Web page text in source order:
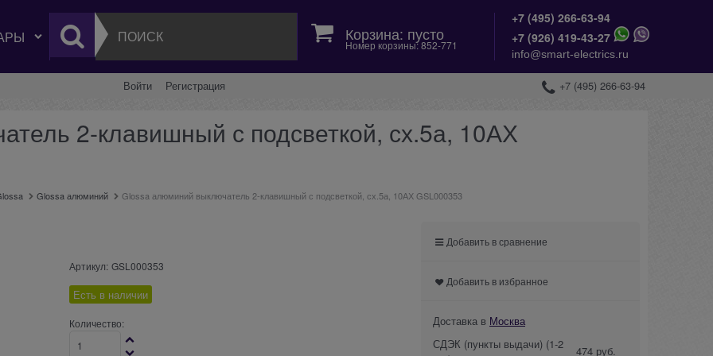
Корзина: пусто
Номер корзины: 852-771
+7 (495) 266-63-94
+7 (926) 419-43-27
info@smart-electrics.ru
Войти Регистрация +7 (495) 266-63-94
2-клавишный с подсветкой, сх.5а, 10АХ
Glossa алюминий Glossa алюминий выключатель 2-клавишный с подсветкой, сх.5а, 10АХ GSL000353
Артикул: GSL000353
Есть в наличии
Количество:
Добавить в сравнение
Добавить в избранное
Доставка в Москва
СДЭК (пункты выдачи) (1-2
474 руб.